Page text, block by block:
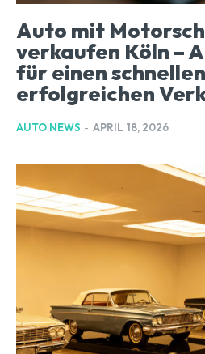
Auto mit
verkaufen Köln –
für einen
erfolgreichen
AUTO NEWS - APRIL 18, 2026